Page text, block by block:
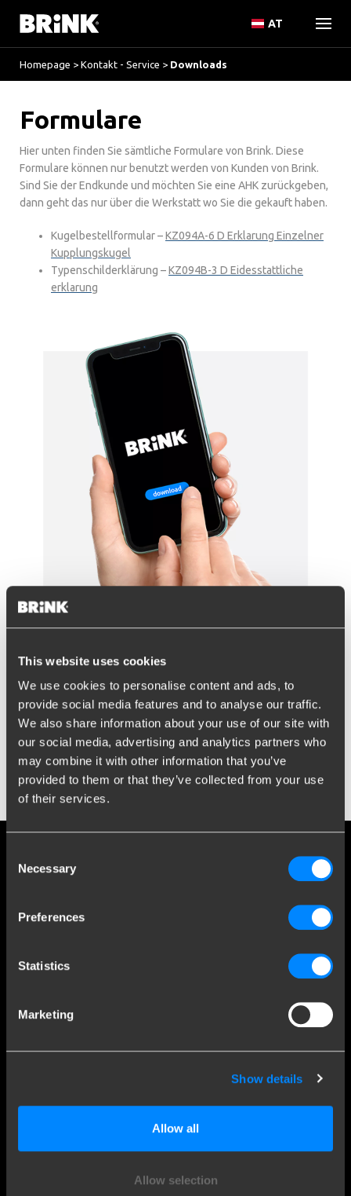
This website uses cookies
We use cookies to personalise content and ads, to
provide social media features and to analyse our traffic.
We also share information about your use of our site with
our social media, advertising and analytics partners who
may combine it with other information that you’ve
provided to them or that they’ve collected from your use
of their services.
Selection
Necessary
Preferences
Statistics
Marketing
Show details
Allow all
Allow selection
AT
Homepage > Kontakt - Service > Downloads
Formulare
Hier unten finden Sie sämtliche Formulare von Brink. Diese
Formulare können nur benutzt werden von Kunden von Brink.
Sind Sie der Endkunde und möchten Sie eine AHK zurückgeben,
dann geht das nur über die Werkstatt wo Sie die gekauft haben.
Kugelbestellformular –KZ094A-6 D Erklarung Einzelner
Kupplungskugel
Typenschilderklärung –KZ094B-3 D Eidesstattliche
erklarung
Disclaimer Tesla Model S
Tesla Model S – Disclaimer DE
Disclaimer Tesla Model 3
Tesla Model 3 – Disclaimer DE
Social media
Laufenden
Seit 1903 hat sich Brink von einer kleinen Schmiede zu einem
weltweit führenden Unternehmen im Bereich
Entdecken Sie unsere Geschichte
Kundendienst
Kontaktieren Sie einen Monteur